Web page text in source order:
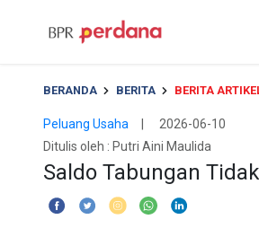
BERANDA BERITA BERITA
Peluang Usaha | 2026-06-10
Ditulis oleh : Putri Aini Maulida
Saldo Tabungan